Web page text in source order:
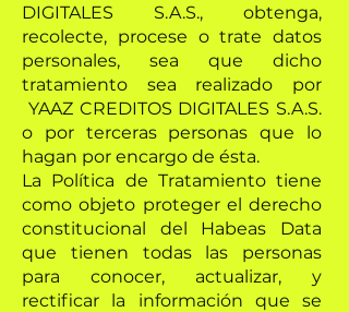
DIGITALES S.A.S., obtenga,
recolecte, procese o trate datos
personales, sea que dicho
tratamiento sea realizado por
YAAZ CREDITOS DIGITALES S.A.S.
o por terceras personas que lo
hagan por encargo de ésta.
La Política de Tratamiento tiene
como objeto proteger el derecho
constitucional del Habeas Data
que tienen todas las personas
para conocer, actualizar, y
rectificar la información que se